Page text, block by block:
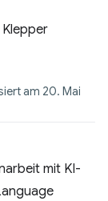
am 20. Mai
mit KI-